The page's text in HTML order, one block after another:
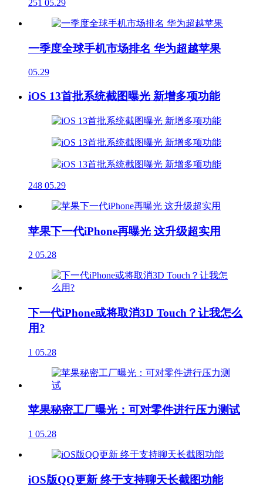
251 05.29
一季度全球手机市场排名 华为超越苹果
05.29
iOS 13首批系统截图曝光 新增多项功能
248 05.29
苹果下一代iPhone再曝光 这升级超实用
2 05.28
下一代iPhone或将取消3D Touch？让我怎么
用?
1 05.28
苹果秘密工厂曝光：可对零件进行压力测试
1 05.28
iOS版QQ更新 终于支持聊天长截图功能